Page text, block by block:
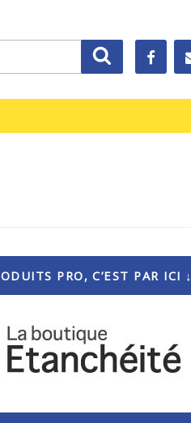
Recherche
PRO, C’EST PAR ICI ↓